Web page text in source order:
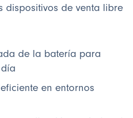
dispositivos de venta libre
de la batería para
en entornos